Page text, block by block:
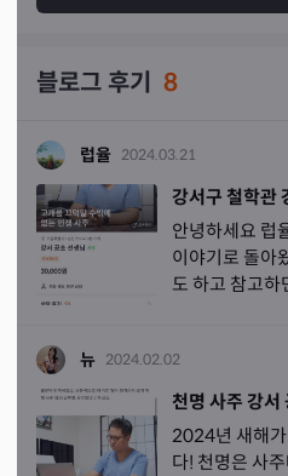
블로그 후기 8
럽율 2024.03.21
강서구 철학관
안녕하세요 럽
이야기로 돌아
도 하고 참고하
뉴 2024.02.02
천명 사주 강서
2024년 새해가
다! 천명은 사